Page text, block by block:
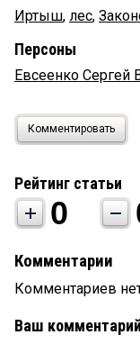
Иртыш, лес,
Персоны
Евсеенко Сергей
Комментировать
Рейтинг статьи
0
Комментарии
Комментариев
Ваш комментарий